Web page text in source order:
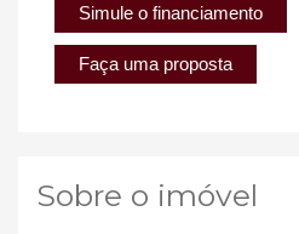
Simule o financiamento
Faça uma proposta
Sobre o imóvel